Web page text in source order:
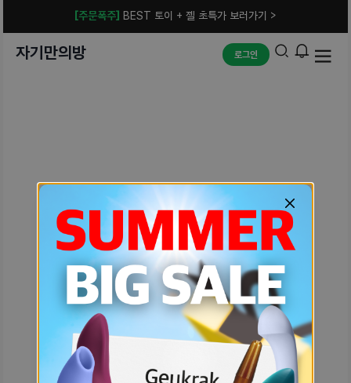
[주문폭주] BEST 토이 + 젤 초특가 보러가기 >
자기만의방 로그인
예상치 못한 에러입니다.